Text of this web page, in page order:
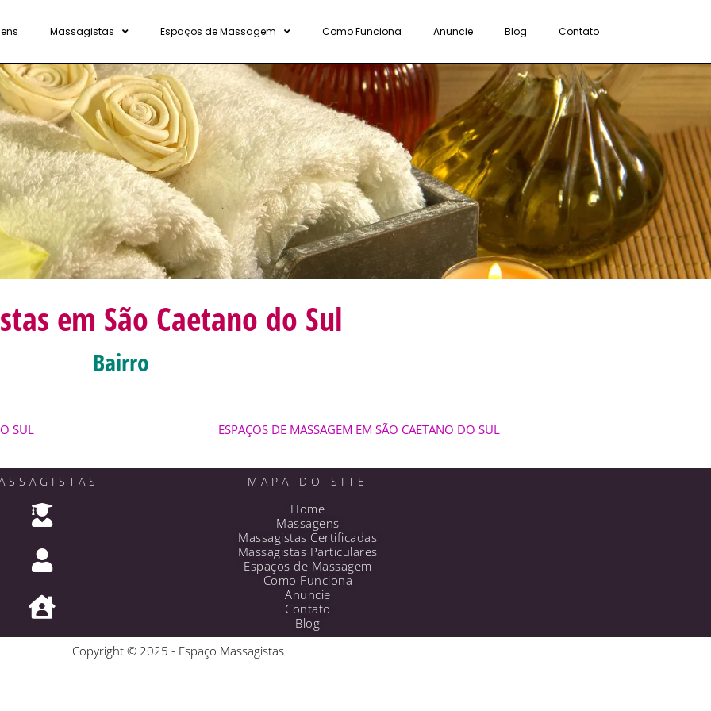
Massagistas Espaços de Massagem Como Funciona Anuncie Blog Contato
em São Caetano do Sul
Bairro
SUL ESPAÇOS DE MASSAGEM EM SÃO CAETANO DO SUL
MAPA DO SITE
Home
Massagens
Massagistas Certificadas
Massagistas Particulares
Espaços de Massagem
Como Funciona
Anuncie
Contato
Blog
Copyright © 2025 - Espaço Massagistas